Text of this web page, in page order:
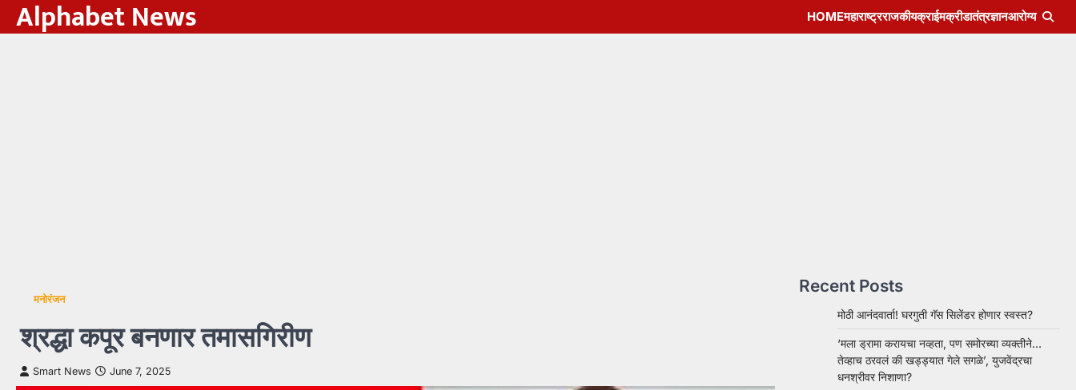
SkipAlphabet News HOMEमहाराष्ट्रराजकीयक्राईमक्रीडातंत्रज्ञानआरोग्य
मनोरंजन
श्रद्धा कपूर बनणार तमासगिरीण
Smart News June 7, 2025
Recent Posts
मोठी आनंदवार्ता! घरगुती गॅस सिलेंडर होणार स्वस्त?
‘मला ड्रामा करायचा नव्हता, पण समोरच्या व्यक्तीने…
तेव्हाच ठरवलं की खड्ड्यात गेले सगळे’, युजवेंद्रचा
धनश्रीवर निशाणा?